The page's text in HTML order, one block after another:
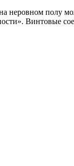
неровном полу
Винтовые